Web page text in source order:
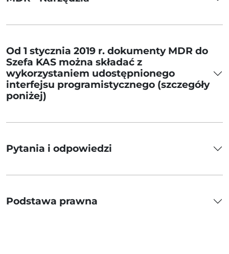
Od 1 stycznia 2019 r. dokumenty MDR do
Szefa KAS można składać z
wykorzystaniem udostępnionego
interfejsu programistycznego (szczegóły
poniżej)
Pytania i odpowiedzi
Podstawa prawna